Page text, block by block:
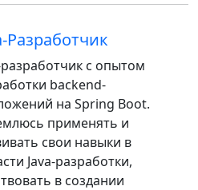
Разработчик
разработчик с опытом
backend-
на Spring Boot.
применять и
свои навыки в
Java-разработки,
в создании